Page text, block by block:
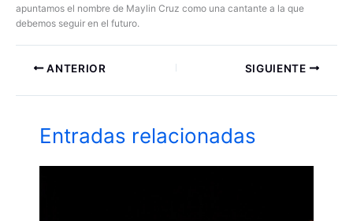
apuntamos el nombre de Maylin Cruz como una cantante a la que
debemos seguir en el futuro.
ANTERIOR SIGUIENTE
Entradas relacionadas